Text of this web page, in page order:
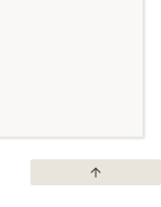
arrow_upward